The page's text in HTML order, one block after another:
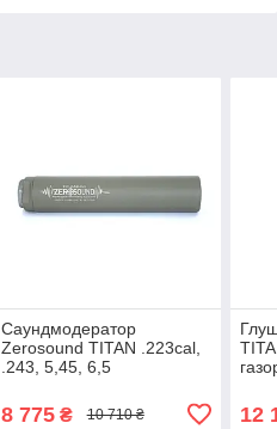
Саундмодератор
Zerosound TITAN .223cal,
.243, 5,45, 6,5
unloading system)
8 775₴ 10 710 ₴ 12